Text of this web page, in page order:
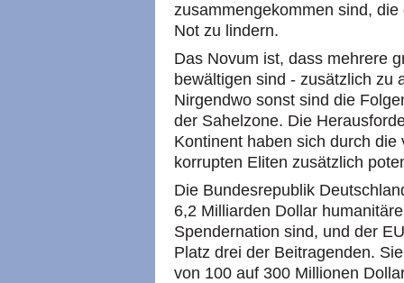
zusammengekommen sind,
Not zu lindern.
Das Novum ist, dass mehrere
bewältigen sind - zusätzlich zu
Nirgendwo sonst sind die
der Sahelzone. Die
Kontinent haben sich durch
korrupten Eliten zusätzlich
Die Bundesrepublik
6,2 Milliarden Dollar
Spendernation sind, und der
Platz drei der Beitragenden.
von 100 auf 300 Millionen